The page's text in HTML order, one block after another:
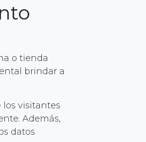
o tienda
brindar a
visitantes
Además,
datos